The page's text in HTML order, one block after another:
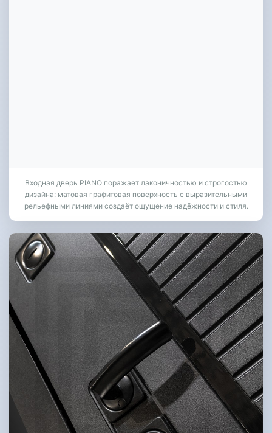
Входная дверь PIANO поражает лаконичностью и строгостью
дизайна: матовая графитовая поверхность с выразительными
рельефными линиями создаёт ощущение надёжности и стиля.